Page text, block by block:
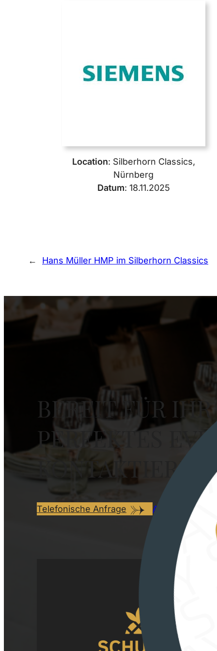
Location: Silberhorn Classics,
Nürnberg
Datum: 18.11.2025
← Hans Müller HMP im Silberhorn Classics
BEREIT FÜR IHR
PERFEKTES
Telefonische Anfrage Anfrage per